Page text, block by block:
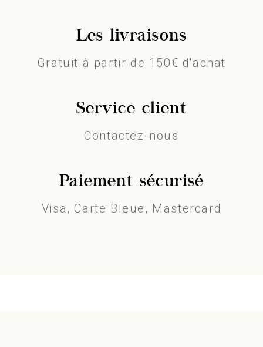
Les livraisons
Gratuit à partir de 150€ d'achat
Service client
Contactez-nous
Paiement sécurisé
Visa, Carte Bleue, Mastercard